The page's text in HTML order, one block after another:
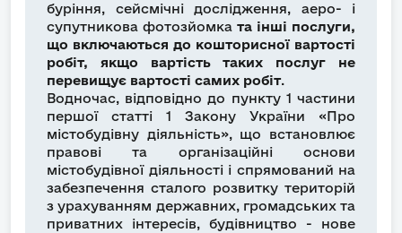
буріння, сейсмічні дослідження, аеро- і
супутникова фотозйомка та інші послуги,
що включаються до кошторисної вартості
робіт, якщо вартість таких послуг не
перевищує вартості самих робіт.
Водночас, відповідно до пункту 1 частини
першої статті 1 Закону України «Про
містобудівну діяльність», що встановлює
правові та організаційні основи
містобудівної діяльності і спрямований на
забезпечення сталого розвитку територій
з урахуванням державних, громадських та
приватних інтересів, будівництво - нове